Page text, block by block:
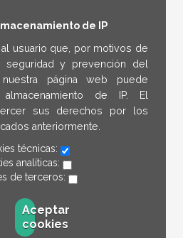
de IP
usuario que, por motivos de
y prevención del
página web puede
de IP. El
sus derechos por los
anteriormente.
técnicas:
analíticas:
de terceros:
Aceptar
cookies